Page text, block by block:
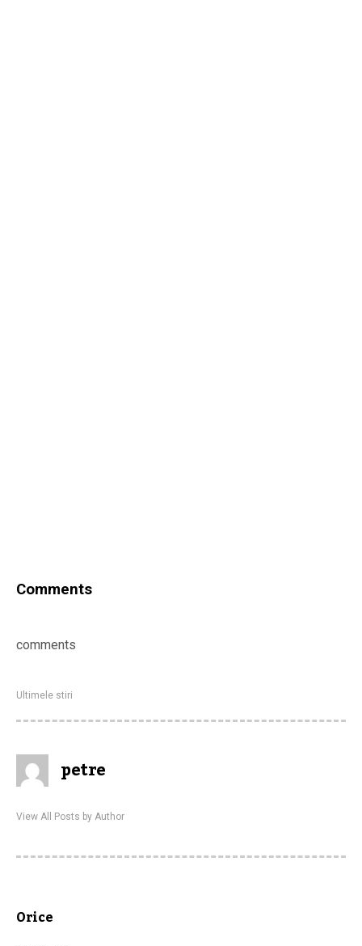
Comments
comments
Ultimele stiri
petre
View All Posts by Author
Orice